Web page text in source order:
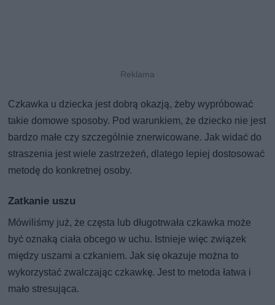
Czkawka u dziecka jest dobrą okazją, żeby wypróbować
takie domowe sposoby. Pod warunkiem, że dziecko nie jest
bardzo małe czy szczególnie znerwicowane. Jak widać do
straszenia jest wiele zastrzeżeń, dlatego lepiej dostosować
metodę do konkretnej osoby.
Zatkanie uszu
Mówiliśmy już, że częsta lub długotrwała czkawka może
być oznaką ciała obcego w uchu. Istnieje więc związek
między uszami a czkaniem. Jak się okazuje można to
wykorzystać zwalczając czkawkę. Jest to metoda łatwa i
mało stresująca.